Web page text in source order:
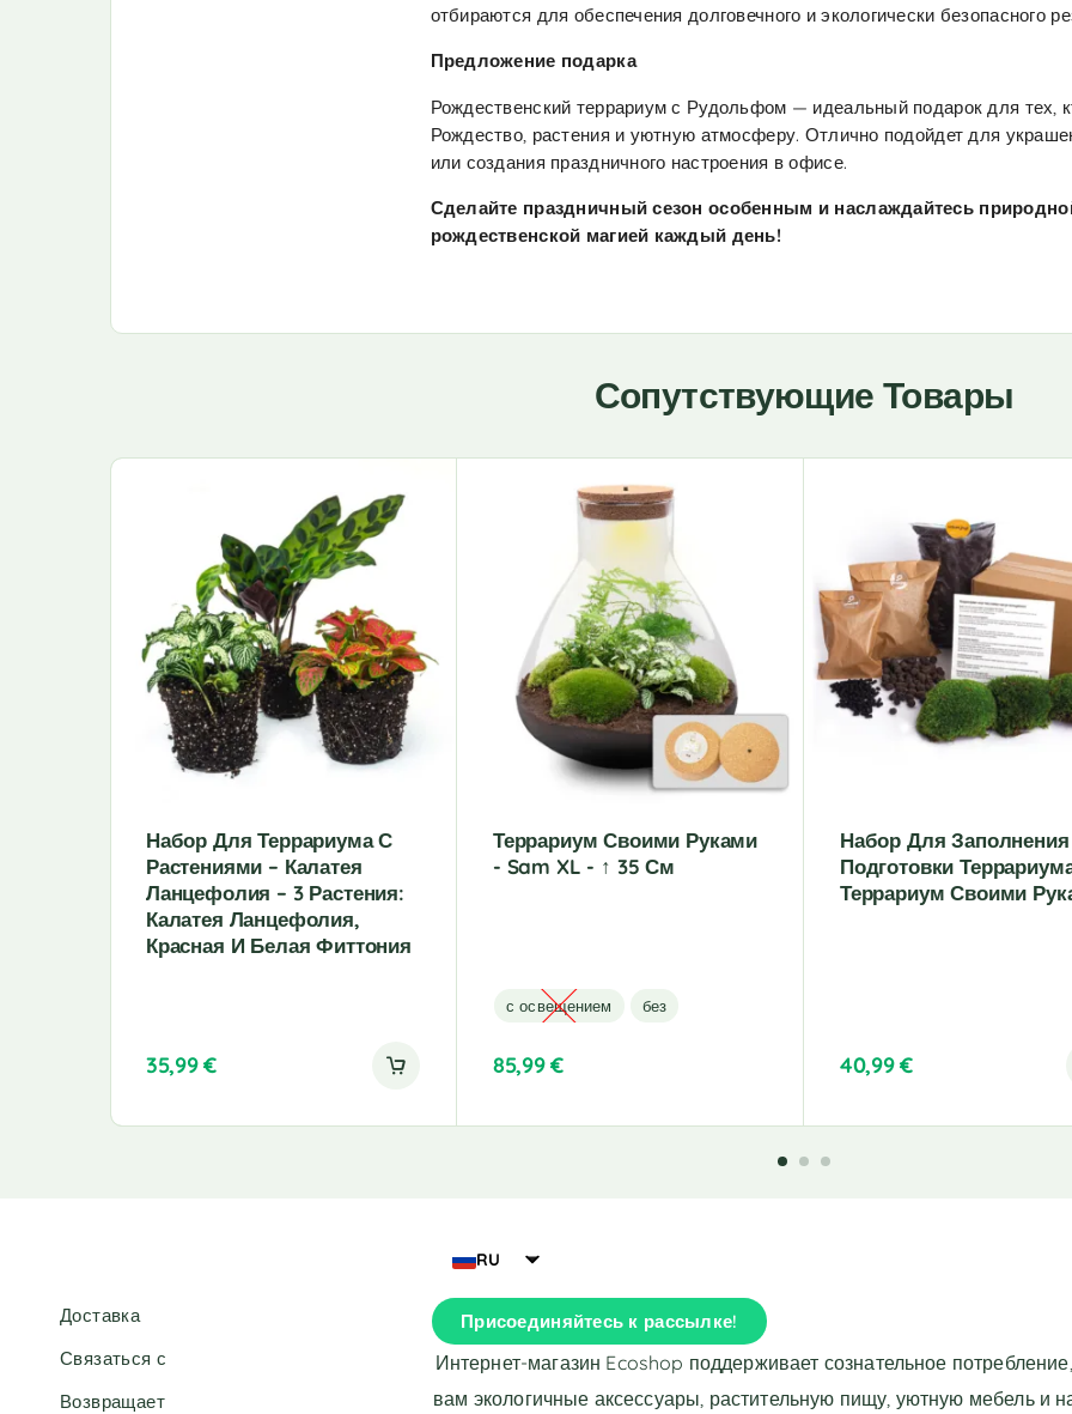
отбираются для обеспечения долговечного и экологически безопасного
Предложение подарка
Рождественский террариум с Рудольфом — идеальный подарок для тех,
Рождество, растения и уютную атмосферу. Отлично подойдет для
или создания праздничного настроения в офисе.
Сделайте праздничный сезон особенным и наслаждайтесь
рождественской магией каждый день!
Сопутствующие Товары
Набор Для Террариума С
Растениями – Калатея
Ланцефолия – 3 Растения:
Калатея Ланцефолия,
Красная И Белая Фиттония
35,99€
Террариум Своими Руками
- Sam XL - ↑ 35 См
с освещением без
85,99€
l
a
i
v
Набор Для
Подготовки
Террариум Своими
40,99€
Доставка
Связаться с
Возвращает
RU
Присоединяйтесь к рассылке!
Интернет-магазин Ecoshop поддерживает сознательное
вам экологичные аксессуары, растительную пищу, уютную мебель и